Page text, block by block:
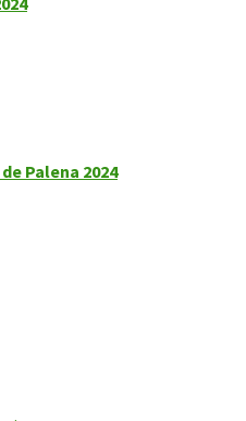
Palena 2024